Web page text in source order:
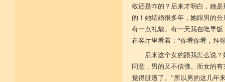
敬还是咋的？后来才明白，她
的！她结婚很多年，她跟男的
有一点礼貌。有一天我在吃早
在客厅里看着：“你看你看，拜
后来这个女的跟我怎么说
同意，男的又不信佛。而女的
觉得脏透了。”所以男的这几年